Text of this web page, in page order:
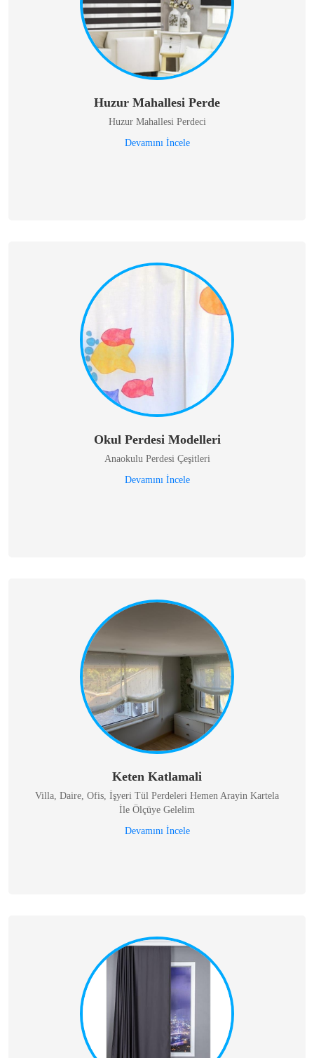
Huzur Mahallesi Perde
Huzur Mahallesi Perdeci
Devamını İncele
Okul Perdesi Modelleri
Anaokulu Perdesi Çeşitleri
Devamını İncele
Keten Katlamali
Villa, Daire, Ofis, İşyeri Tül Perdeleri Hemen Arayin Kartela
İle Ölçüye Gelelim
Devamını İncele